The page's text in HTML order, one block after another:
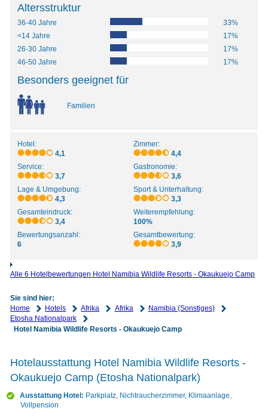
Altersstruktur
36-40 Jahre
33%
<14 Jahre
17%
26-30 Jahre
17%
46-50 Jahre
17%
Besonders geeignet für
Familien
Hotel:
4,1
Zimmer:
4,4
Service:
3,7
Gastronomie:
3,6
Lage & Umgebung:
4,3
Sport & Unterhaltung:
3,3
Gesamteindruck:
3,4
Weiterempfehlung:
100%
Bewertungsanzahl:
6
Gesamtbewertung:
3,9
Alle 6 Hotelbewertungen Hotel Namibia Wildlife Resorts - Okaukuejo Camp
Sie sind hier:
Home
Hotels Afrika Afrika
Namibia (Sonstiges)
Etosha Nationalpark
Hotel Namibia Wildlife Resorts - Okaukuejo Camp
Hotelausstattung Hotel Namibia Wildlife Resorts -
Okaukuejo Camp (Etosha Nationalpark)
Ausstattung Hotel: Parkplatz, Nichtraucherzimmer, Klimaanlage,
Vollpension